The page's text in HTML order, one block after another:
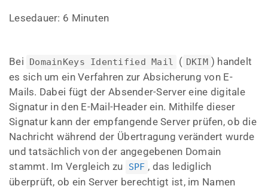
Lesedauer: 6 Minuten
Bei DomainKeys Identified Mail ( DKIM ) handelt
es sich um ein Verfahren zur Absicherung von E-
Mails. Dabei fügt der Absender-Server eine digitale
Signatur in den E-Mail-Header ein. Mithilfe dieser
Signatur kann der empfangende Server prüfen, ob die
Nachricht während der Übertragung verändert wurde
und tatsächlich von der angegebenen Domain
stammt. Im Vergleich zu
SPF , das lediglich
überprüft, ob ein Server berechtigt ist, im Namen